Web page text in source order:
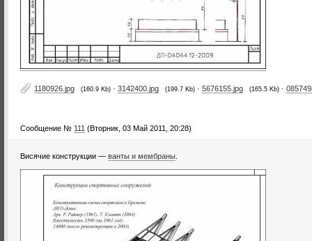
1180926.jpg (160.9 Kb) · 3142400.jpg (199.7 Kb) · 5676155.jpg (165.5 Kb) ·
Сообщение № 111 (Вторник, 03 Май 2011, 20:28)
Висячие конструкции — ванты и мембраны